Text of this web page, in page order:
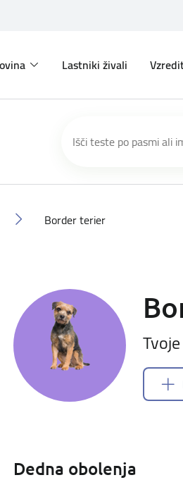
Lastniki živali
Border terier
Dedna obolenja